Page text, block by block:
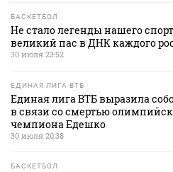
БАСКЕТБОЛ
Не стало легенды нашего
великий пас в ДНК каждого
30 июля 23:52
ЕДИНАЯ ЛИГА ВТБ
Единая лига ВТБ выразила
в связи со смертью
чемпиона Едешко
30 июля 20:38
БАСКЕТБОЛ